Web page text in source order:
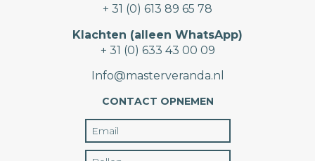
+ 31 (0) 613 89 65 78
Klachten (alleen WhatsApp)
+ 31 (0) 633 43 00 09
Info@masterveranda.nl
CONTACT OPNEMEN
Email